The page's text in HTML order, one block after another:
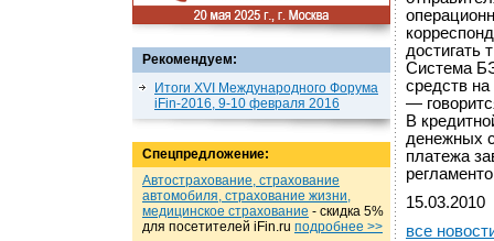
Рекомендуем:
Итоги XVI Международного Форума
iFin-2016, 9-10 февраля 2016
Спецпредложение:
Автострахование, страхование
автомобиля, страхование жизни,
медицинское страхование - cкидка 5%
для посетителей iFin.ru подробнеe >>
достигать
Система
средств
—
В
денежных
платежа
15.03.2010
все